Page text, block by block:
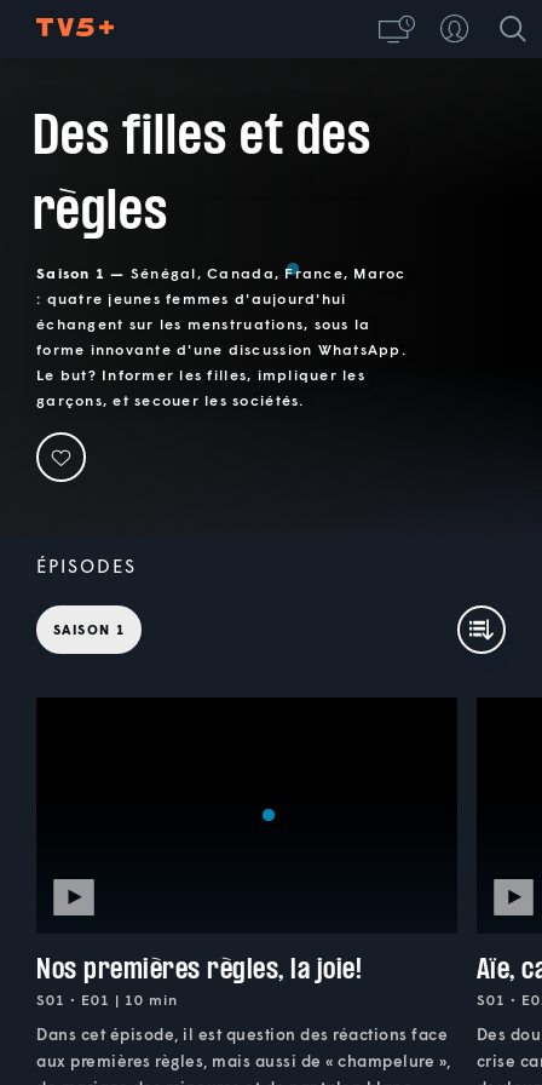
Des filles et des
règles
Saison 1 — Sénégal, Canada, France, Maroc
: quatre jeunes femmes d'aujourd'hui
échangent sur les menstruations, sous la
forme innovante d'une discussion WhatsApp.
Le but? Informer les filles, impliquer les
garçons, et secouer les sociétés.
ÉPISODES
SAISON 1
Nos premières règles, la joie!
S01 • E01 | 10 min
Dans cet épisode, il est question des réactions face
aux premières règles, mais aussi de « champelure »,
Aïe,
S01 •
Des
crise